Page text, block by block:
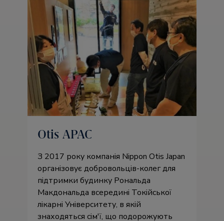
Otis APAC
З 2017 року компанія Nippon Otis Japan
організовує добровольців-колег для
підтримки будинку Рональда
Макдональда всередині Токійської
лікарні Університету, в якій
знаходяться сім'ї, що подорожують